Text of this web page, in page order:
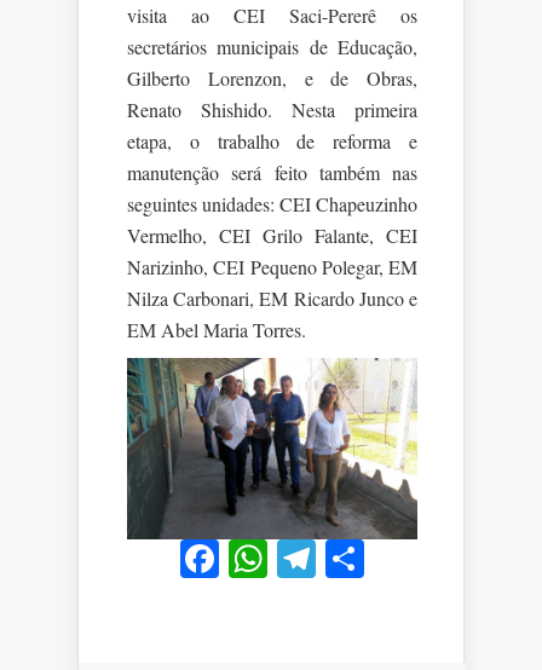
visita ao CEI Saci-Pererê os
secretários municipais de Educação,
Gilberto Lorenzon, e de Obras,
Renato Shishido. Nesta primeira
etapa, o trabalho de reforma e
manutenção será feito também nas
seguintes unidades: CEI Chapeuzinho
Vermelho, CEI Grilo Falante, CEI
Narizinho, CEI Pequeno Polegar, EM
Nilza Carbonari, EM Ricardo Junco e
EM Abel Maria Torres.
Facebook
WhatsApp
Telegram